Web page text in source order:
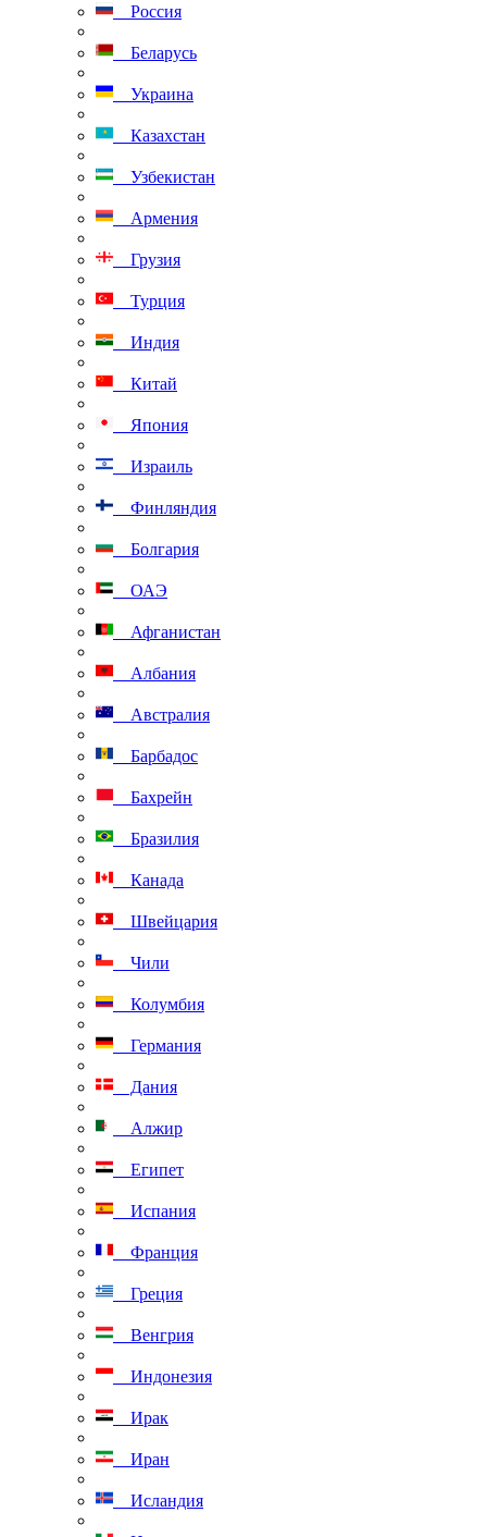
Россия
Беларусь
Украина
Казахстан
Узбекистан
Армения
Грузия
Турция
Индия
Китай
Япония
Израиль
Финляндия
Болгария
ОАЭ
Афганистан
Албания
Австралия
Барбадос
Бахрейн
Бразилия
Канада
Швейцария
Чили
Колумбия
Германия
Дания
Алжир
Египет
Испания
Франция
Греция
Венгрия
Индонезия
Ирак
Иран
Исландия